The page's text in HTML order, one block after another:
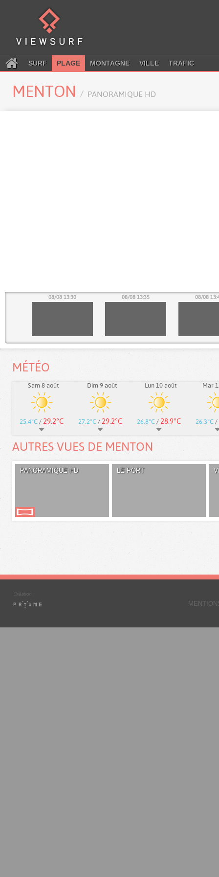
SURF PLAGE MONTAGNE VILLE TRAFIC
MENTON PANORAMIQUE HD
08/08 13:30 08/08 13:35 08/08
MÉTÉO
Sam 8 août
25.4°C / 29.2°C
Dim 9 août
27.2°C / 29.2°C
Lun 10 août
26.8°C / 28.9°C
Mar
26.3°C /
AUTRES VUES DE MENTON
PANORAMIQUE HD LE PORT